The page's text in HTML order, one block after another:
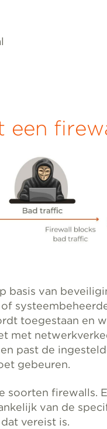
een
basis van
toegestaan en
met
past de
gebeuren.
soorten firewalls.
van de
vereist is.